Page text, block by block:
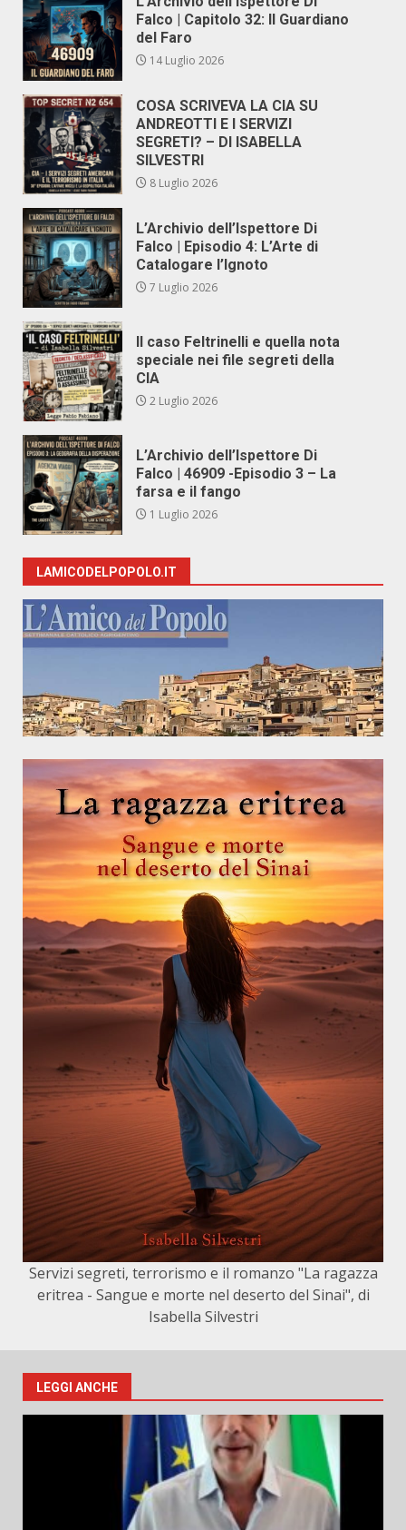
Falco | Capitolo 32: Il Guardiano
del Faro
14 Luglio 2026
COSA SCRIVEVA LA CIA SU
ANDREOTTI E I SERVIZI
SEGRETI? – DI ISABELLA
SILVESTRI
8 Luglio 2026
L’Archivio dell’Ispettore Di
Falco | Episodio 4: L’Arte di
Catalogare l’Ignoto
7 Luglio 2026
Il caso Feltrinelli e quella nota
speciale nei file segreti della
CIA
2 Luglio 2026
L’Archivio dell’Ispettore Di
Falco | 46909 -Episodio 3 – La
farsa e il fango
1 Luglio 2026
LAMICODELPOPOLO.IT
Servizi segreti, terrorismo e il romanzo "La ragazza
eritrea - Sangue e morte nel deserto del Sinai", di
Isabella Silvestri
LEGGI ANCHE